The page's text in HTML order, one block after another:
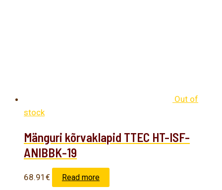
Out of
stock
Mänguri kõrvaklapid TTEC HT-ISF-
ANIBBK-19
68.91 € Read more